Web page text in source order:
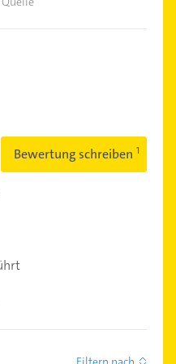
Bewertung schreiben